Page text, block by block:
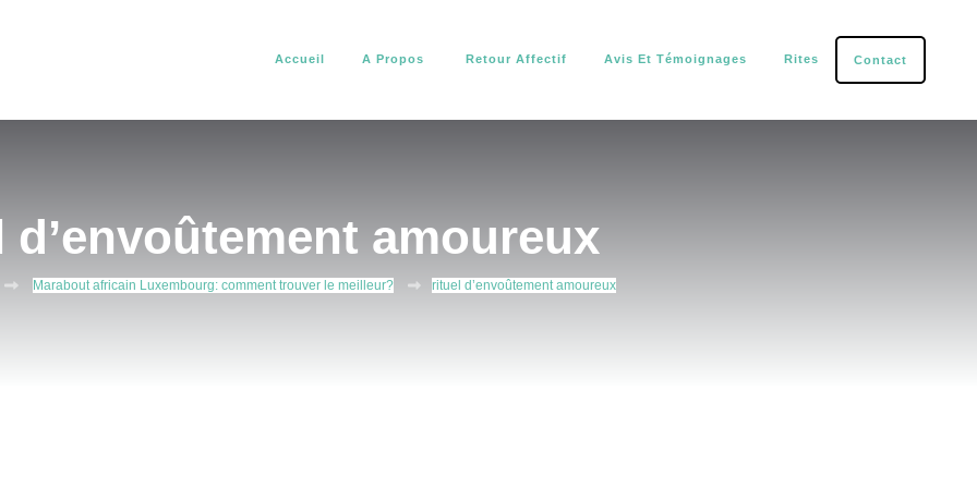
Accueil A Propos Retour Affectif Avis Et Témoignages Rites Contact
d’envoûtement amoureux
Marabout africain Luxembourg: comment trouver le meilleur? rituel d’envoûtement amoureux